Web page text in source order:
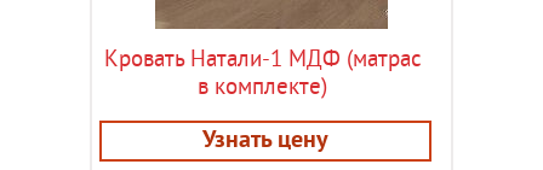
Кровать Натали-1 МДФ (матрас
в комплекте)
Узнать цену